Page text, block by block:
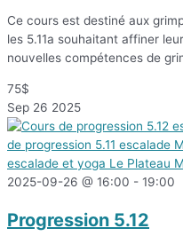
Ce cours est destiné aux
les 5.11a souhaitant affiner
nouvelles compétences de
75$
Sep 26 2025
2025-09-26 @ 16:00 - 19:00
Progression 5.12